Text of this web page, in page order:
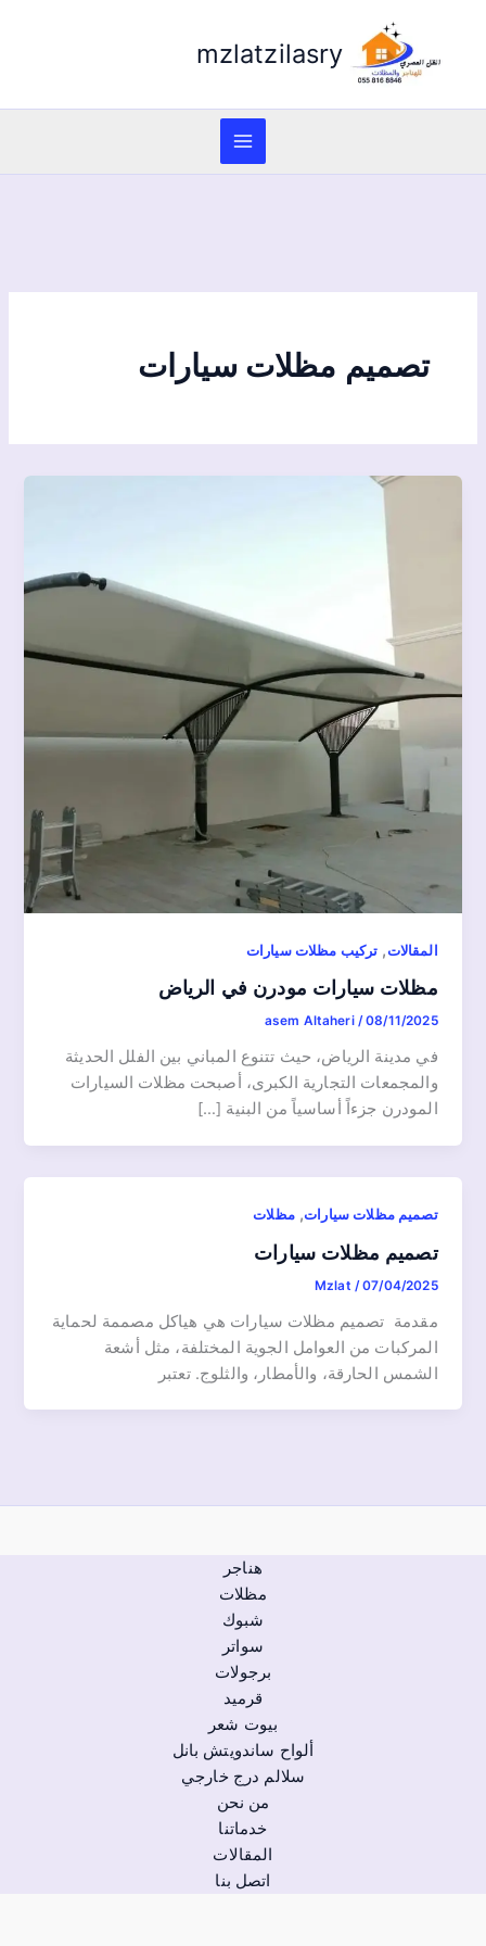
mzlatzilasry
تصميم مظلات سيارات
المقالات, تركيب مظلات سيارات
مظلات سيارات مودرن في الرياض
asem Altaheri /08/11/2025
في مدينة الرياض، حيث تتنوع المباني بين الفلل الحديثة
والمجمعات التجارية الكبرى، أصبحت مظلات السيارات
المودرن جزءاً أساسياً من البنية […]
تصميم مظلات سيارات,مظلات
تصميم مظلات سيارات
Mzlat /07/04/2025
مقدمة تصميم مظلات سيارات هي هياكل مصممة لحماية
المركبات من العوامل الجوية المختلفة، مثل أشعة
الشمس الحارقة، والأمطار، والثلوج. تعتبر
هناجر
مظلات
شبوك
سواتر
برجولات
قرميد
بيوت شعر
ألواح ساندويتش بانل
سلالم درج خارجي
من نحن
خدماتنا
المقالات
اتصل بنا